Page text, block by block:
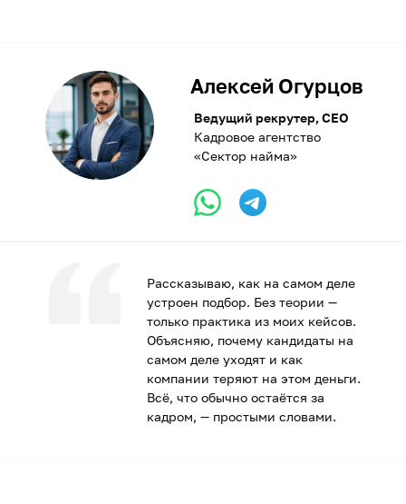
Рассказываю, как на самом деле
устроен подбор. Без теории —
только практика из моих кейсов.
Объясняю, почему кандидаты на
самом деле уходят и как
компании теряют на этом деньги.
Всё, что обычно остаётся за
кадром, — простыми словами.
Алексей Огурцов
Ведущий рекрутер, CEO
Кадровое агентство
«Сектор найма»